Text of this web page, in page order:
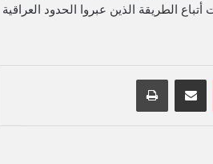
الطريقة الذين عبروا الحدود العراقية
بوكيت